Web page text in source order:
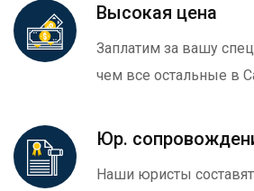
Высокая цена
Заплатим за вашу
чем все остальные в
Юр.
Наши юристы